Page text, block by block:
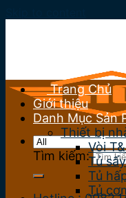
Tìm kiếm:
Trang Chủ
Giới thiệu
Danh Mục Sản
Thiết bị
Vòi
Tủ
Tủ
Tủ